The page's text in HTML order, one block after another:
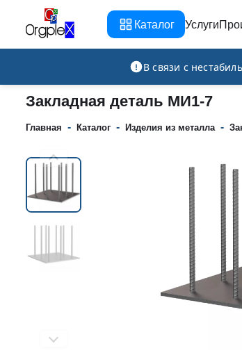
Каталог Услуги
В связи с
Рекламно-производственная компания
Закладная деталь МИ1-7
Главная - Каталог - Изделия из металла -